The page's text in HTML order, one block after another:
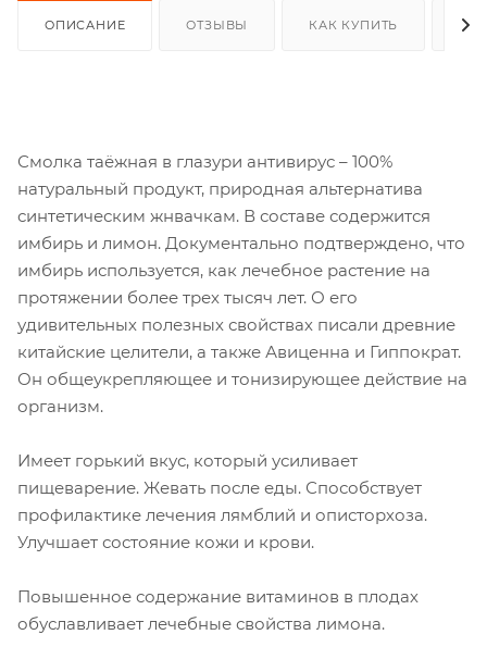
ОПИСАНИЕ ОТЗЫВЫ КАК КУПИТЬ
Смолка таёжная в глазури антивирус – 100%
натуральный продукт, природная альтернатива
синтетическим жнвачкам. В составе содержится
имбирь и лимон. Документально подтверждено, что
имбирь используется, как лечебное растение на
протяжении более трех тысяч лет. О его
удивительных полезных свойствах писали древние
китайские целители, а также Авиценна и Гиппократ.
Он общеукрепляющее и тонизирующее действие на
организм.
Имеет горький вкус, который усиливает
пищеварение. Жевать после еды. Способствует
профилактике лечения лямблий и описторхоза.
Улучшает состояние кожи и крови.
Повышенное содержание витаминов в плодах
обуславливает лечебные свойства лимона.